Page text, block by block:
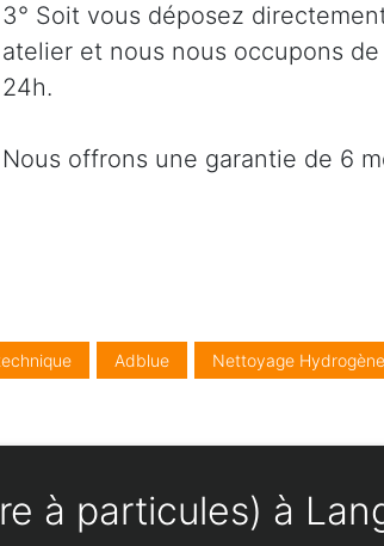
3° Soit vous déposez
atelier et nous nous occupons
24h.
Nous offrons une garantie de 6
Adblue Nettoyage Hydrogène
à particules) à